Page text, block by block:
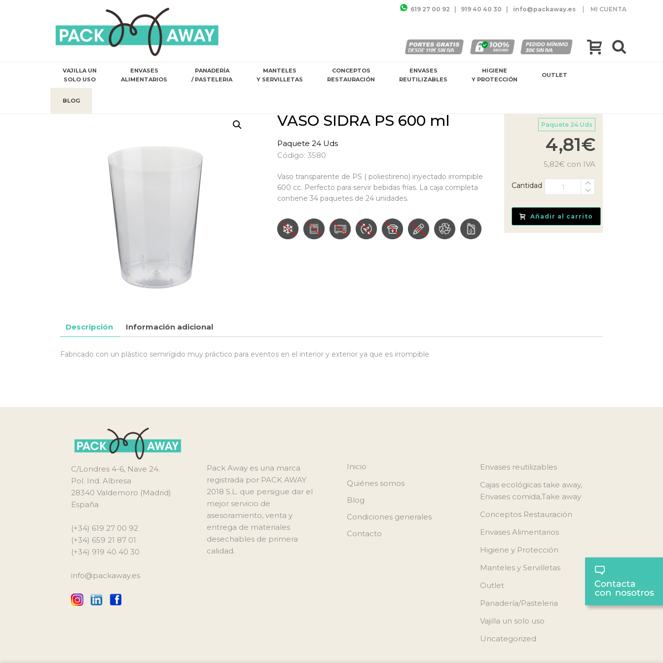
619 27 00 92 919 40 40 30 info@packaway.es | MI CUENTA
VAJILLA UN
SOLO USO
ENVASES
ALIMENTARIOS
PANADERÍA
/ PASTELERIA
MANTELES
Y SERVILLETAS
CONCEPTOS
RESTAURACIÓN
ENVASES
REUTILIZABLES
HIGIENE
Y PROTECCIÓN
OUTLET
BLOG
Paquete 24 Uds
4,81€
5,82€ con IVA
Cantidad
Añadir al carrito
VASO SIDRA PS 600 ml
Paquete 24 Uds
Código: 3580
Vaso transparente de PS ( poliestireno) inyectado irrompible
600 cc. Perfecto para servir bebidas frías. La caja completa
contiene 34 paquetes de 24 unidades.
Descripción Información adicional
Fabricado con un plástico semirígido muy práctico para eventos en el interior y exterior ya que es irrompible
C/Londres 4-6, Nave 24.
Pol. Ind. Albresa
28340 Valdemoro (Madrid)
España
(+34) 619 27 00 92
(+34) 659 21 87 01
(+34) 919 40 40 30
info@packaway.es
Pack Away es una marca
registrada por PACK AWAY
2018 S.L. que persigue dar el
mejor servicio de
asesoramiento, venta y
entrega de materiales
desechables de primera
calidad.
Inicio
Quiénes somos
Blog
Condiciones generales
Contacto
Envases reutilizables
Cajas ecológicas take away,
Envases comida,Take away
Conceptos Restauración
Envases Alimentarios
Higiene y Protección
Manteles y Servilletas
Outlet
Panadería/Pasteleria
Vajilla un solo uso
Uncategorized